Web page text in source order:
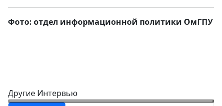
Фото: отдел информационной политики ОмГПУ
Другие Интервью